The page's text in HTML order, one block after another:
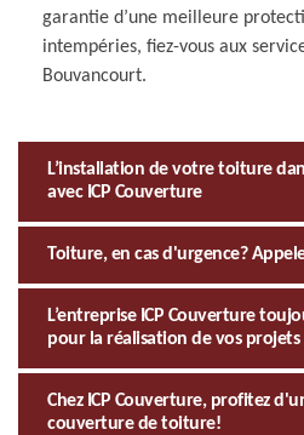
garantie d’une meilleure
intempéries, fiez-vous aux
Bouvancourt.
L’installation de votre toiture
avec ICP Couverture
Toiture, en cas d'urgence?
L’entreprise ICP Couverture
pour la réalisation de vos
Chez ICP Couverture, profitez
couverture de toiture!